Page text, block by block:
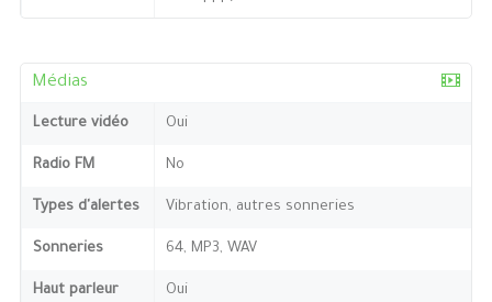
Médias
Lecture vidéo Oui
Radio FM No
Types d'alertes Vibration, autres sonneries
Sonneries 64, MP3, WAV
Haut parleur Oui